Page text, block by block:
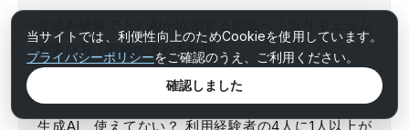
や選び方・実施の流れを解説
1123 views
生成AI、使えてない？ 利用経験者の4人に1人以上が
当サイトでは、利便性向上のためCookieを使用しています。
プライバシーポリシーをご確認のうえ、ご利用ください。
確認しました